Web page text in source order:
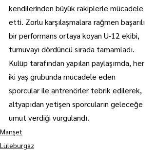
kendilerinden büyük rakiplerle mücadele
etti. Zorlu karşılaşmalara rağmen başarılı
bir performans ortaya koyan U-12 ekibi,
turnuvayı dördüncü sırada tamamladı.
Kulüp tarafından yapılan paylaşımda, her
iki yaş grubunda mücadele eden
sporcular ile antrenörler tebrik edilerek,
altyapıdan yetişen sporcuların geleceğe
umut verdiği vurgulandı.
Manşet
Lüleburgaz